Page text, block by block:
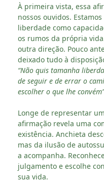
À primeira vista, essa
nossos ouvidos.
liberdade como
os rumos da própria
outra direção. Pouco
deixado tudo à
“Não quis tamanha
de seguir e de errar o
escolher o que lhe
Longe de representar
afirmação revela uma
existência. Anchieta
mas da ilusão de
a acompanha.
julgamento e escolhe
sua vida.